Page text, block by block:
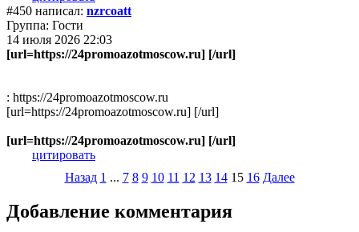
#450 написал: nzrcoatt
Группа: Гости
14 июля 2026 22:03
[url=https://24promoazotmoscow.ru] [/url]
: https://24promoazotmoscow.ru
[url=https://24promoazotmoscow.ru] [/url]
[url=https://24promoazotmoscow.ru] [/url]
цитировать
Назад 1 ... 7 8 9 10 11 12 13 14 15 16 Далее
Добавление комментария